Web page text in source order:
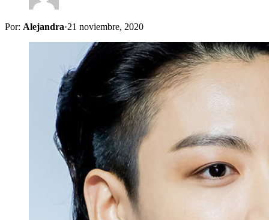
Por: Alejandra·21 noviembre, 2020